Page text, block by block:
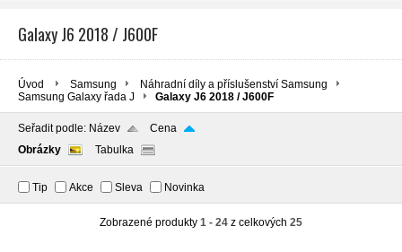
Galaxy J6 2018 / J600F
Úvod Samsung
Náhradní díly a příslušenství Samsung
Samsung Galaxy řada J
Galaxy J6 2018 / J600F
Seřadit podle: Název
Cena
Obrázky
Tabulka
Tip Akce Sleva Novinka
Zobrazené produkty 1 - 24 z celkových 25